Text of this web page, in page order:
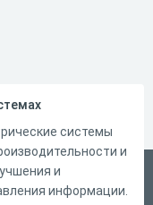
системы
и
и
информации.